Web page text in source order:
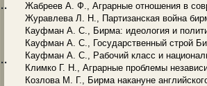
Жабреев А. Ф., Аграрные отношения в
Журавлева Л. Н., Партизанская война
Кауфман А. С., Бирма: идеология и
Кауфман А. С., Государственный строй
Кауфман А. С., Рабочий класс и
Климко Г. Н., Аграрные проблемы
Козлова М. Г., Бирма накануне